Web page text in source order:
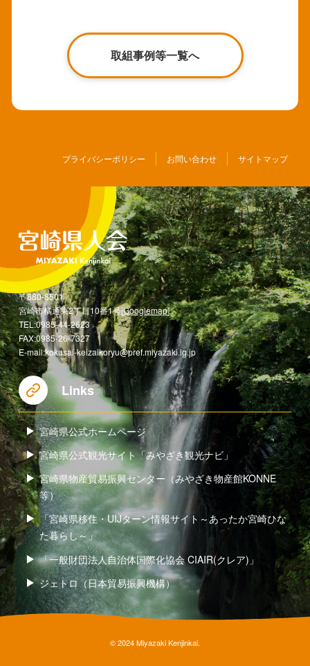
取組事例等一覧へ
プライバシーポリシー お問い合わせ サイトマップ
〒880-8501
宮崎市橘通東2丁目10番1号[Googlemap]
TEL:0985-44-2623
FAX:0985-26-7327
E-mail:kokusai-keizaikoryu@pref.miyazaki.lg.jp
Links
宮崎県公式ホームページ
宮崎県公式観光サイト「みやざき観光ナビ」
宮崎県物産貿易振興センター（みやざき物産館KONNE
等）
「宮崎県移住・UIJターン情報サイト～あったか宮崎ひな
た暮らし～」
「一般財団法人自治体国際化協会 CIAIR(クレア)」
ジェトロ（日本貿易振興機構）
© 2024 Miyazaki Kenjinkai.